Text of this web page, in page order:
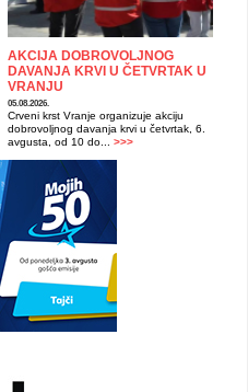
AKCIJA DOBROVOLJNOG
DAVANJA KRVI U ČETVRTAK U
VRANJU
05.08.2026.
Crveni krst Vranje organizuje akciju
dobrovoljnog davanja krvi u četvrtak, 6.
avgusta, od 10 do... >>>